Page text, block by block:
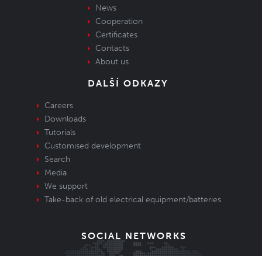
News
Cooperation
Certificates
Contacts
About us
DALŠÍ ODKAZY
Careers
Downloads
Tutorials
Customised development
Search
Media
We support
Take-back of old electrical equipment/batteries
SOCIAL NETWORKS